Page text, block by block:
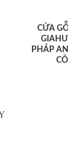
CỬA
PHÁP